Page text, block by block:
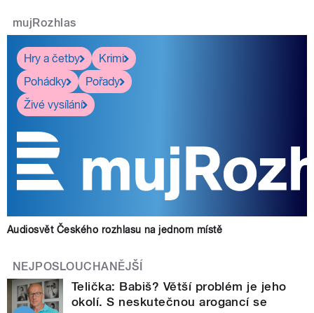
mujRozhlas
Hry a četby
Krimi
Pohádky
Pořady
Živé vysílání
Audiosvět Českého rozhlasu na jednom místě
NEJPOSLOUCHANĚJŠÍ
Telička: Babiš? Větší problém je jeho
okolí. S neskutečnou arogancí se